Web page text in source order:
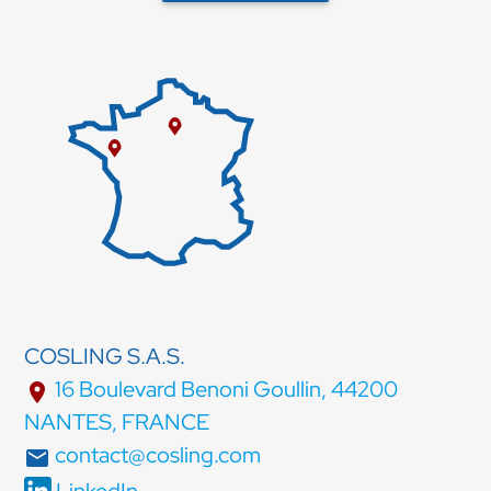
COSLING S.A.S.
location_on 16 Boulevard Benoni Goullin, 44200
NANTES, FRANCE
email contact@cosling.com